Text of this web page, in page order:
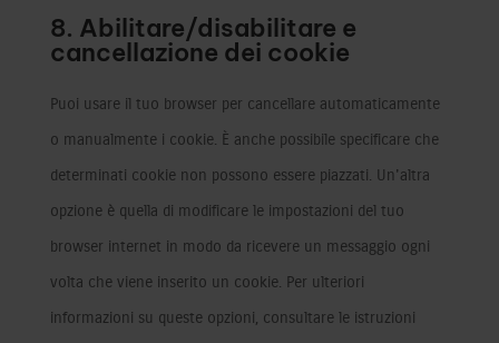
8. Abilitare/disabilitare e
cancellazione dei cookie
Puoi usare il tuo browser per cancellare automaticamente
o manualmente i cookie. È anche possibile specificare che
determinati cookie non possono essere piazzati. Un'altra
opzione è quella di modificare le impostazioni del tuo
browser internet in modo da ricevere un messaggio ogni
volta che viene inserito un cookie. Per ulteriori
informazioni su queste opzioni, consultare le istruzioni
Grazie, non sono interessato